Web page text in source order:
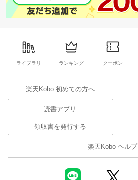
ライブラリ ランキング クーポン
楽天Kobo 初めての方へ
読書アプリ
領収書を発行する
楽天Kobo ヘルプ